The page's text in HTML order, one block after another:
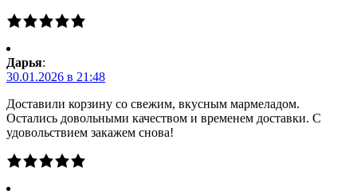
Дарья:
30.01.2026 в 21:48
Доставили корзину со свежим, вкусным мармеладом.
Остались довольными качеством и временем доставки. С
удовольствием закажем снова!